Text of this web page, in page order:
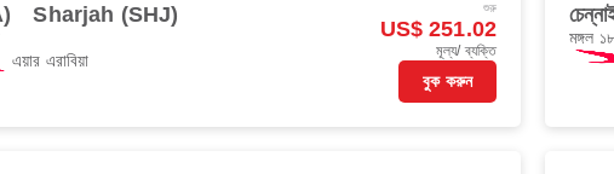
Sharjah (SHJ)
এয়ার এরাবিয়া
শুরু
US$ 251.02
মূল্য/ ব্যক্তি
বুক করুন
মঙ্গল